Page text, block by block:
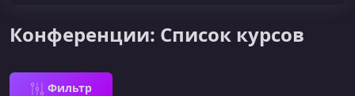
Конференции: Список курсов
Фильтр